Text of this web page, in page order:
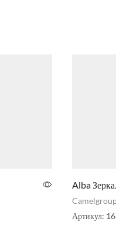
Alba
Артикул: